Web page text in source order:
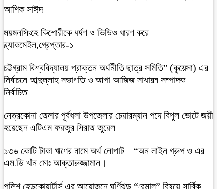
আশিক সাঈদ
ময়মনসিংহে কিশোরীকে ধর্ষণ ও ভিডিও ধারণ করে
ব্ল্যাকমেইল,গ্রেপ্তার-১
চট্টগ্রাম বিশ্ববিদ্যালয় প্রাক্তন অর্থনীতি ছাত্র সমিতি” (কুয়েসা) এর
নির্বাচনে আব্দুল্লাহ সভাপতি ও আগা আজিজ সাধারন সম্পাদক
নির্বাচিত।
নেত্রকোনা জেলার পূর্বধলা উপজেলার চেয়ারম্যান পদে বিপুল ভোটে জয়ী
হয়েছেন এটিএম ফয়জুর সিরাজ জুয়েল
১৩৬ কোটি টাকা ঋণের নামে অর্থ লোপাট – “অন লাইন গ্রুপ ও এর
এম.ডি খাঁন মোঃ আক্তারুজ্জামান।
পুলিশ হেডকোয়ার্টার্স এর আয়োজনে ঘূর্ণিঝড় “রেমাল” বিষয়ে সার্বিক